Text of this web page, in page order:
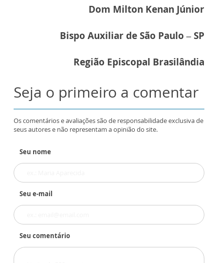
Dom Milton Kenan Júnior
Bispo Auxiliar de São Paulo – SP
Região Episcopal Brasilândia
Seja o primeiro a comentar
Os comentários e avaliações são de responsabilidade exclusiva de
seus autores e não representam a opinião do site.
Seu nome
Seu e-mail
Seu comentário